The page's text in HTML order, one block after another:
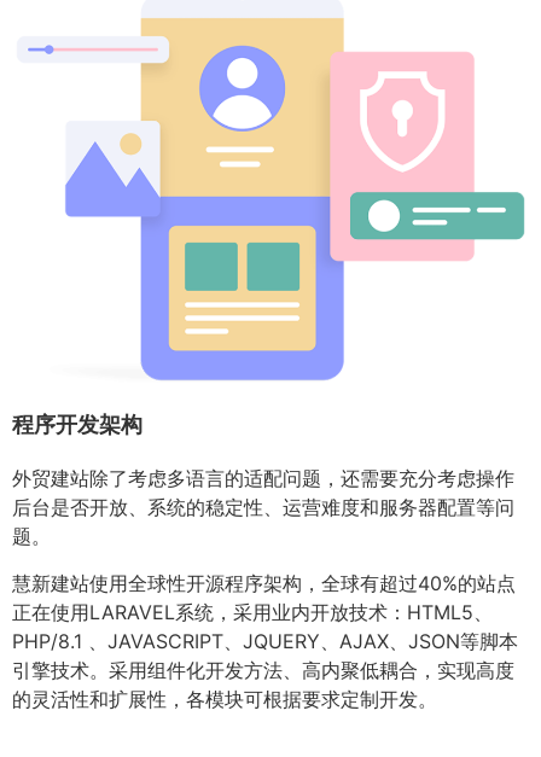
程序开发架构
外贸建站除了考虑多语言的适配问题，还需要充分考虑操作
后台是否开放、系统的稳定性、运营难度和服务器配置等问
题。
慧新建站使用全球性开源程序架构，全球有超过40%的站点
正在使用LARAVEL系统，采用业内开放技术：HTML5、
PHP/8.1 、JAVASCRIPT、JQUERY、AJAX、JSON等脚本
引擎技术。采用组件化开发方法、高内聚低耦合，实现高度
的灵活性和扩展性，各模块可根据要求定制开发。